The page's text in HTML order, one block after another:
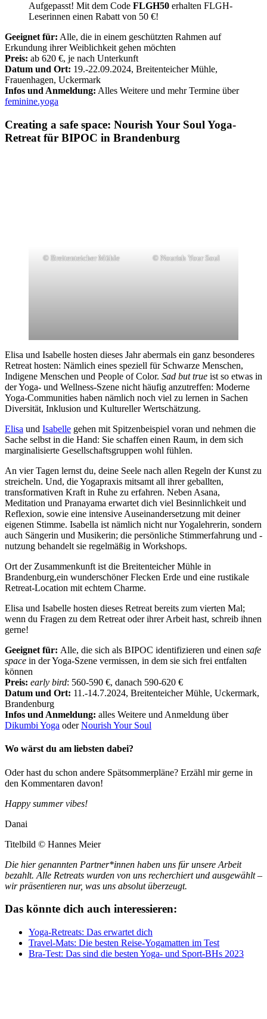
Aufgepasst! Mit dem Code FLGH50 erhalten FLGH-
Leserinnen einen Rabatt von 50 €!
Geeignet für: Alle, die in einem geschützten Rahmen auf
Erkundung ihrer Weiblichkeit gehen möchten
Preis: ab 620 €, je nach Unterkunft
Datum und Ort: 19.-22.09.2024, Breitenteicher Mühle,
Frauenhagen, Uckermark
Infos und Anmeldung: Alles Weitere und mehr Termine über
feminine.yoga
Creating a safe space: Nourish Your Soul Yoga-
Retreat für BIPOC in Brandenburg
© Breitenteicher Mühle © Nourish Your Soul
Elisa und Isabelle hosten dieses Jahr abermals ein ganz besonderes
Retreat hosten: Nämlich eines speziell für Schwarze Menschen,
Indigene Menschen und People of Color. Sad but true ist so etwas in
der Yoga- und Wellness-Szene nicht häufig anzutreffen: Moderne
Yoga-Communities haben nämlich noch viel zu lernen in Sachen
Diversität, Inklusion und Kultureller Wertschätzung.
Elisa und Isabelle gehen mit Spitzenbeispiel voran und nehmen die
Sache selbst in die Hand: Sie schaffen einen Raum, in dem sich
marginalisierte Gesellschaftsgruppen wohl fühlen.
An vier Tagen lernst du, deine Seele nach allen Regeln der Kunst zu
streicheln. Und, die Yogapraxis mitsamt all ihrer geballten,
transformativen Kraft in Ruhe zu erfahren. Neben Asana,
Meditation und Pranayama erwartet dich viel Besinnlichkeit und
Reflexion, sowie eine intensive Auseinandersetzung mit deiner
eigenen Stimme. Isabella ist nämlich nicht nur Yogalehrerin, sondern
auch Sängerin und Musikerin; die persönliche Stimmerfahrung und -
nutzung behandelt sie regelmäßig in Workshops.
Ort der Zusammenkunft ist die Breitenteicher Mühle in
Brandenburg,ein wunderschöner Flecken Erde und eine rustikale
Retreat-Location mit echtem Charme.
Elisa und Isabelle hosten dieses Retreat bereits zum vierten Mal;
wenn du Fragen zu dem Retreat oder ihrer Arbeit hast, schreib ihnen
gerne!
Geeignet für: Alle, die sich als BIPOC identifizieren und einen safe
space in der Yoga-Szene vermissen, in dem sie sich frei entfalten
können
Preis: early bird: 560-590 €, danach 590-620 €
Datum und Ort: 11.-14.7.2024, Breitenteicher Mühle, Uckermark,
Brandenburg
Infos und Anmeldung: alles Weitere und Anmeldung über
Dikumbi Yoga oderNourish Your Soul
Wo wärst du am liebsten dabei?
Oder hast du schon andere Spätsommerpläne? Erzähl mir gerne in
den Kommentaren davon!
Happy summer vibes!
Danai
Titelbild © Hannes Meier
Die hier genannten Partner*innen haben uns für unsere Arbeit
bezahlt. Alle Retreats wurden von uns recherchiert und ausgewählt –
wir präsentieren nur, was uns absolut überzeugt.
Das könnte dich auch interessieren:
Yoga-Retreats: Das erwartet dich
Travel-Mats: Die besten Reise-Yogamatten im Test
Bra-Test: Das sind die besten Yoga- und Sport-BHs 2023